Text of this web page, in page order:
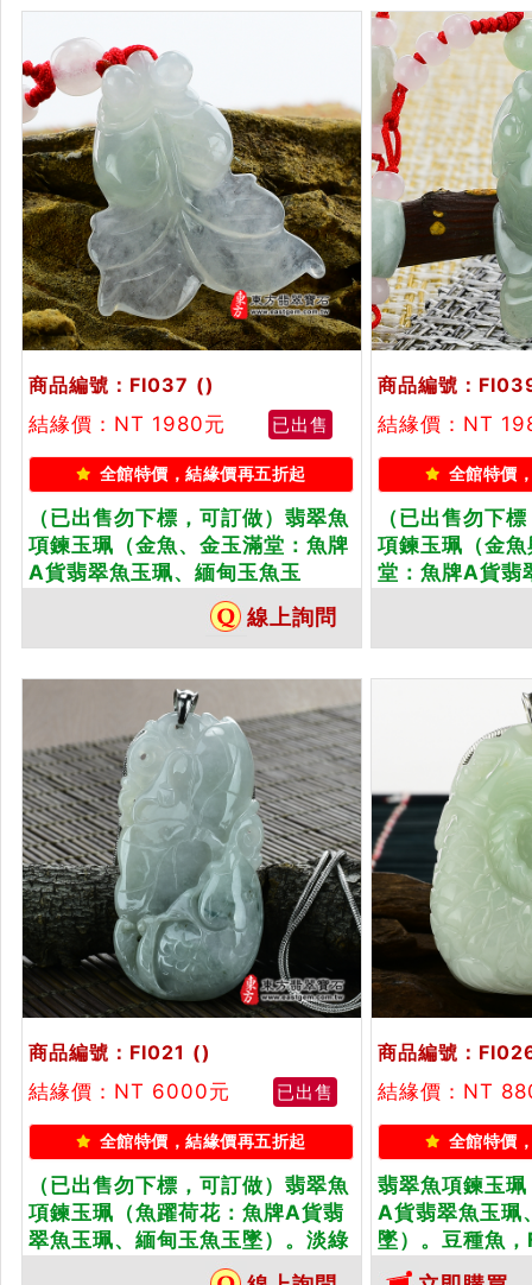
商品編號：FI037 ()
結緣價：NT 1980元
已出售
全館特價，結緣價再五折起
（已出售勿下標，可訂做）翡翠魚
項鍊玉珮（金魚、金玉滿堂：魚牌
A貨翡翠魚玉珮、緬甸玉魚玉
墜）。白翡飄綠花魚，FI037。客
製化訂做各種翡翠魚吊墜玉珮項
鍊。★附A貨翡翠雙證書
線上詢問
商品編號：
結緣價：NT
全館特價
（已出售勿下
項鍊玉珮（金
堂：魚牌A貨翡
鍊。★附A貨翡
商品編號：FI021 ()
結緣價：NT 6000元
已出售
全館特價，結緣價再五折起
（已出售勿下標，可訂做）翡翠魚
項鍊玉珮（魚躍荷花：魚牌A貨翡
翠魚玉珮、緬甸玉魚玉墜）。淡綠
豆種，微飄花魚，FI021。客製化
商品編號：
結緣價：NT
全館特價
翡翠魚項鍊玉
A貨翡翠魚玉珮
墜）。豆種魚
做各種翡翠魚